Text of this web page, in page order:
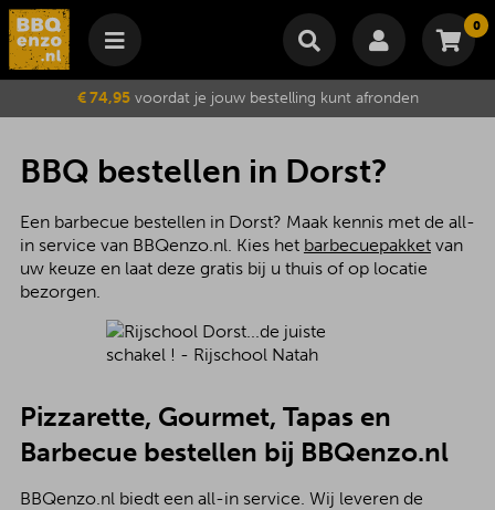
0
Winkelmand
Je winkelwagen is momenteel leeg.
Subtotaal €
Wijzig winkelmand Bestellen
€ 74,95voordat je jouw bestelling kunt afronden
BBQ bestellen in Dorst?
Een barbecue bestellen in Dorst? Maak kennis met de all-
in service van BBQenzo.nl. Kies het barbecuepakketvan
uw keuze en laat deze gratis bij u thuis of op locatie
bezorgen.
Pizzarette, Gourmet, Tapas en
Barbecue bestellen bij BBQenzo.nl
BBQenzo.nl biedt een all-in service. Wij leveren de